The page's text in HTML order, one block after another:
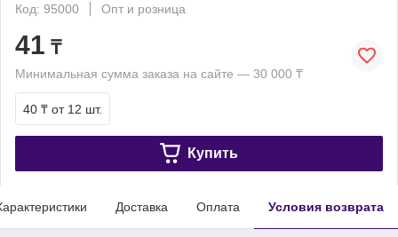
Код: 95000
Опт и розница
41 ₸
Минимальная сумма заказа на сайте — 30 000 ₸
40 ₸ от 12 шт.
Купить
Доставка Оплата Условия возврата